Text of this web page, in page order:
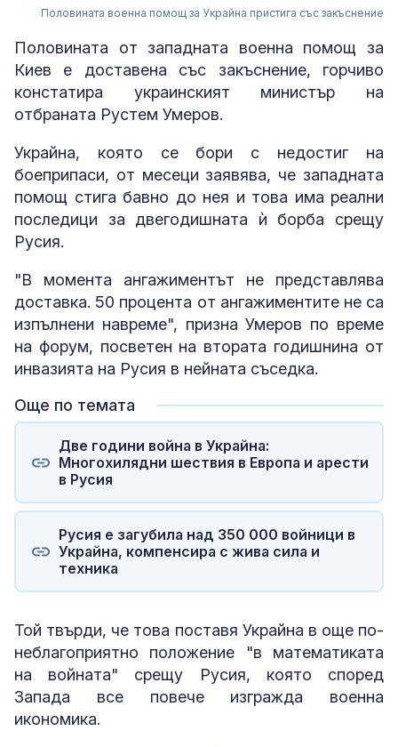
Половината военна помощ за Украйна пристига със закъснение
Половината от западната военна помощ за
Киев е доставена със закъснение, горчиво
констатира украинският министър на
отбраната Рустем Умеров.
Украйна, която се бори с недостиг на
боеприпаси, от месеци заявява, че западната
помощ стига бавно до нея и това има реални
последици за двегодишната ѝ борба срещу
Русия.
"В момента ангажиментът не представлява
доставка. 50 процента от ангажиментите не са
изпълнени навреме", призна Умеров по време
на форум, посветен на втората годишнина от
инвазията на Русия в нейната съседка.
Още по темата
Две години война в Украйна:
Многохилядни шествия в Европа и арести
в Русия
Русия е загубила над 350 000 войници в
Украйна, компенсира с жива сила и
техника
Той твърди, че това поставя Украйна в още по-
неблагоприятно положение "в математиката
на войната" срещу Русия, която според
Запада все повече изгражда военна
икономика.